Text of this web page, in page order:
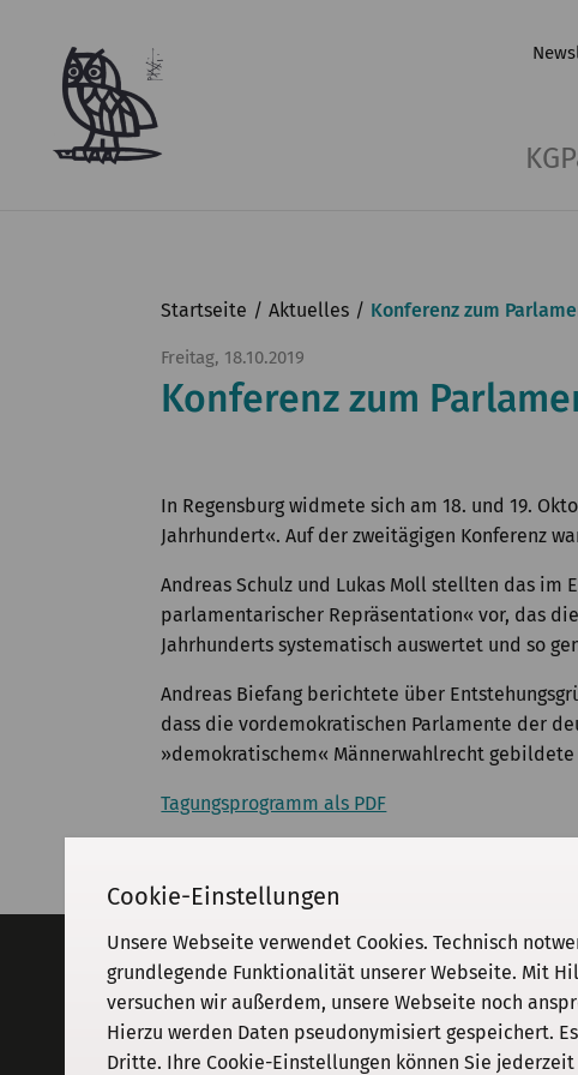
Startseite Aktuelles Konferenz zum
Freitag, 18.10.2019
Konferenz zum
In Regensburg widmete sich am 18. und 19.
Jahrhundert«. Auf der zweitägigen Konferenz
Andreas Schulz und Lukas Moll stellten das im
parlamentarischer Repräsentation« vor, das
Jahrhunderts systematisch auswertet und so
Andreas Biefang berichtete über
dass die vordemokratischen Parlamente der
»demokratischem« Männerwahlrecht gebildete
Tagungsprogramm als PDF
Adresse
KGParl
Kommission für Geschichte des
Parlamentarismus und der politischen
Cookie-Einstellungen
Unsere Webseite verwendet Cookies. Technisch
grundlegende Funktionalität unserer Webseite. Mit
versuchen wir außerdem, unsere Webseite noch
Hierzu werden Daten pseudonymisiert gespeichert.
Dritte. Ihre Cookie-Einstellungen können Sie